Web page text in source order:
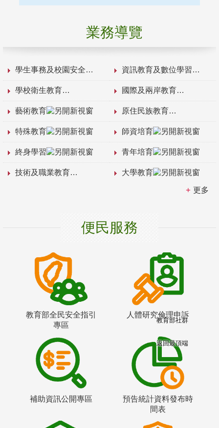
業務導覽
學生事務及校園安全 資訊教育及數位學習
學校衛生教育 國際及兩岸教育
藝術教育 原住民族教育
特殊教育 師資培育
終身學習 青年培育
技術及職業教育 大學教育
更多
便民服務
教育部全民安全指引
專區
人體研究倫理申訴
補助資訊公開專區
預告統計資料發布時
間表
教育部社群
返回最頂端